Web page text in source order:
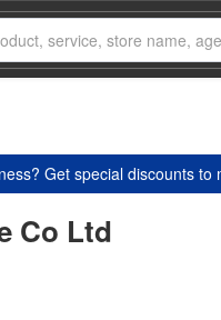
Get special discounts to
Co Ltd